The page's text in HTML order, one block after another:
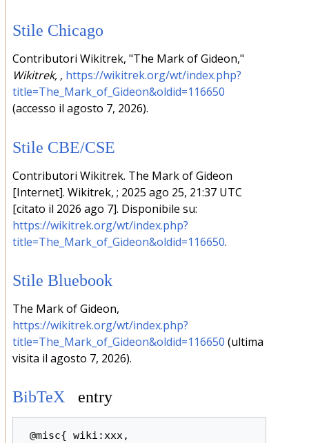
Stile Chicago
Contributori Wikitrek, "The Mark of Gideon,"
Wikitrek, , https://wikitrek.org/wt/index.php?
title=The_Mark_of_Gideon&oldid=116650
(accesso il agosto 7, 2026).
Stile CBE/CSE
Contributori Wikitrek. The Mark of Gideon
[Internet]. Wikitrek, ; 2025 ago 25, 21:37 UTC
[citato il 2026 ago 7]. Disponibile su:
https://wikitrek.org/wt/index.php?
title=The_Mark_of_Gideon&oldid=116650.
Stile Bluebook
The Mark of Gideon,
https://wikitrek.org/wt/index.php?
title=The_Mark_of_Gideon&oldid=116650 (ultima
visita il agosto 7, 2026).
BibTeX entry
@misc{ wiki:xxx,